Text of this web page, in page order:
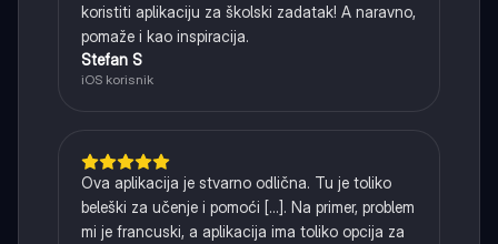
koristiti aplikaciju za školski zadatak! A naravno,
pomaže i kao inspiracija.
Stefan S
iOS korisnik
Ova aplikacija je stvarno odlična. Tu je toliko
beleški za učenje i pomoći [...]. Na primer, problem
mi je francuski, a aplikacija ima toliko opcija za